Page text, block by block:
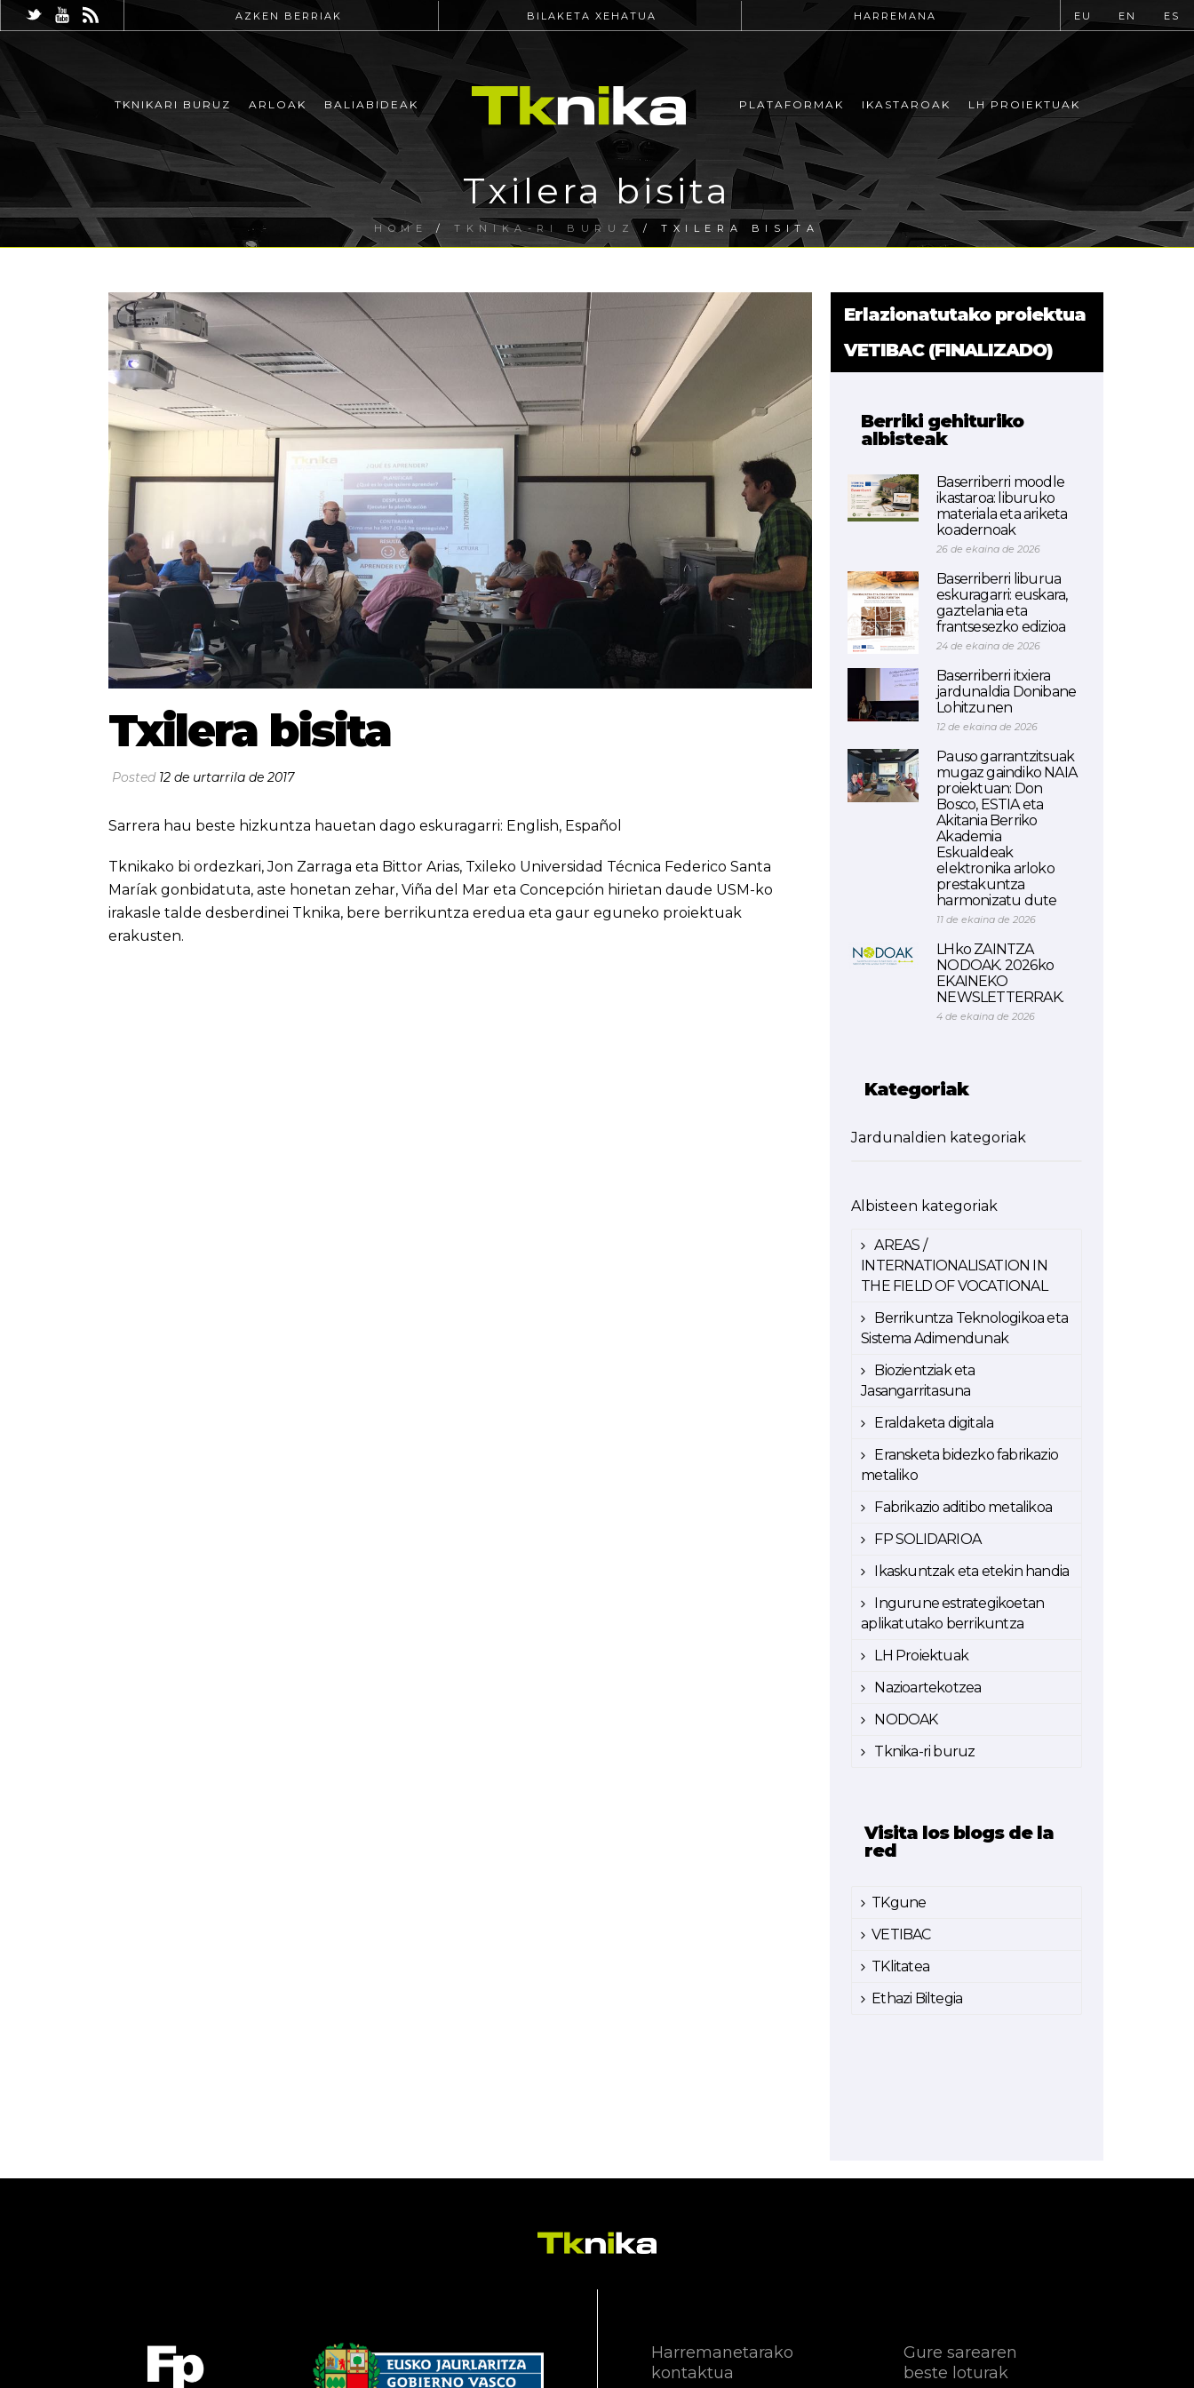
AZKEN BERRIAK BILAKETA XEHATUA HARREMANA EU EN ES
TKNIKARI BURUZ ARLOAK BALIABIDEAK PLATAFORMAK IKASTAROAK LH PROIEKTUAK
Txilera bisita
HOME /TKNIKA-RI BURUZ/ TXILERA BISITA
Txilera bisita
Posted 12 de urtarrila de 2017
Sarrera hau beste hizkuntza hauetan dago eskuragarri: English, Español
Tknikako bi ordezkari, Jon Zarraga eta Bittor Arias, Txileko Universidad Técnica Federico Santa
Maríak gonbidatuta, aste honetan zehar, Viña del Mar eta Concepción hirietan daude USM-ko
irakasle talde desberdinei Tknika, bere berrikuntza eredua eta gaur eguneko proiektuak
erakusten.
Erlazionatutako proiektua
VETIBAC (FINALIZADO)
Berriki gehituriko
albisteak
Baserriberri moodle
ikastaroa: liburuko
materiala eta ariketa
koadernoak
26 de ekaina de 2026
Baserriberri liburua
eskuragarri: euskara,
gaztelania eta
frantsesezko edizioa
24 de ekaina de 2026
Baserriberri itxiera
jardunaldia Donibane
Lohitzunen
12 de ekaina de 2026
Pauso garrantzitsuak
mugaz gaindiko NAIA
proiektuan: Don
Bosco, ESTIA eta
Akitania Berriko
Akademia
Eskualdeak
elektronika arloko
prestakuntza
harmonizatu dute
11 de ekaina de 2026
LHko ZAINTZA
NODOAK. 2026ko
EKAINEKO
NEWSLETTERRAK.
4 de ekaina de 2026
Kategoriak
Jardunaldien kategoriak
Albisteen kategoriak
AREAS /
INTERNATIONALISATION IN
THE FIELD OF VOCATIONAL
Berrikuntza Teknologikoa eta
Sistema Adimendunak
Biozientziak eta
Jasangarritasuna
Eraldaketa digitala
Eransketa bidezko fabrikazio
metaliko
Fabrikazio aditibo metalikoa
FP SOLIDARIOA
Ikaskuntzak eta etekin handia
Ingurune estrategikoetan
aplikatutako berrikuntza
LH Proiektuak
Nazioartekotzea
NODOAK
Tknika-ri buruz
Visita los blogs de la
red
TKgune
VETIBAC
TKlitatea
Ethazi Biltegia
Harremanetarako
kontaktua
Gure sarearen
beste loturak